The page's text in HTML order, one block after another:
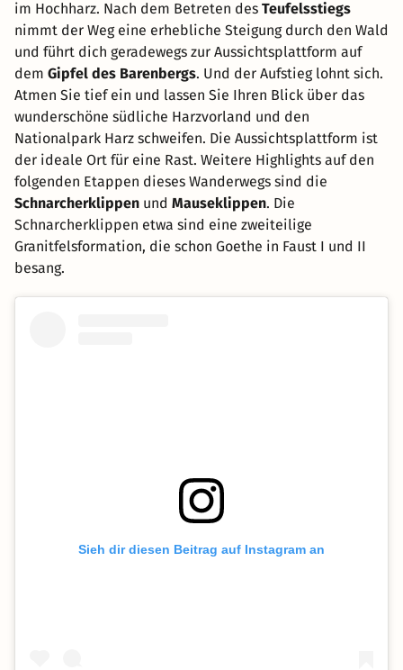
im Hochharz. Nach dem Betreten des Teufelsstiegs
nimmt der Weg eine erhebliche Steigung durch den Wald
und führt dich geradewegs zur Aussichtsplattform auf
dem Gipfel des Barenbergs. Und der Aufstieg lohnt sich.
Atmen Sie tief ein und lassen Sie Ihren Blick über das
wunderschöne südliche Harzvorland und den
Nationalpark Harz schweifen. Die Aussichtsplattform ist
der ideale Ort für eine Rast. Weitere Highlights auf den
folgenden Etappen dieses Wanderwegs sind die
Schnarcherklippen und Mauseklippen. Die
Schnarcherklippen etwa sind eine zweiteilige
Granitfelsformation, die schon Goethe in Faust I und II
besang.
Sieh dir diesen Beitrag auf Instagram an